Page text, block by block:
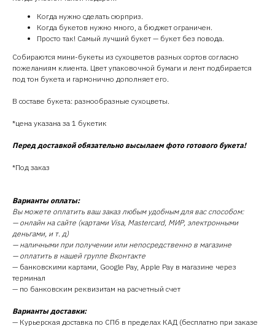
Когда нужно сделать сюрприз.
Когда букетов нужно много, а бюджет ограничен.
Просто так! Самый лучший букет — букет без повода.
Собираются мини-букеты из сухоцветов разных сортов согласно
пожеланиям клиента. Цвет упаковочной бумаги и лент подбирается
под тон букета и гармонично дополняет его.
В составе букета: разнообразные сухоцветы.
*цена указана за 1 букетик
Перед доставкой обязательно высылаем фото готового букета!
*Под заказ
Варианты оплаты:
Вы можете оплатить ваш заказ любым удобным для вас способом:
— онлайн на сайте (картами Visa, Mastercard, МИР, электронными
деньгами, и т. д)
— наличными при получении или непосредственно в магазине
— оплатить в нашей группе Вконтакте
— банковскими картами, Google Pay, Apple Pay в магазине через
терминал
— по банковским реквизитам на расчетный счет
Варианты доставки:
— Курьерская доставка по СПб в пределах КАД (бесплатно при заказе